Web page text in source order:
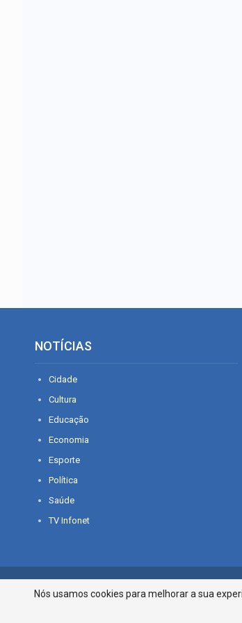
NOTÍCIAS
Cidade
Cultura
Educação
Economia
Esporte
Política
Saúde
TV Infonet
© 2026 - O que é notícia em Sergipe. Todos os
Nós usamos cookies para melhorar a sua